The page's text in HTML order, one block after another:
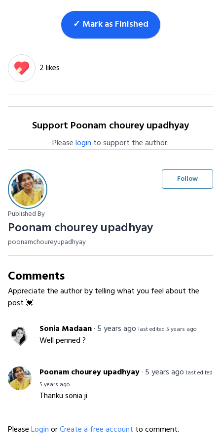
✓ Mark as Finished
2 likes
Support Poonam chourey upadhyay
Pleaselogin to support the author.
Published By
Poonam chourey upadhyay
poonamchoureyupadhyay
Follow
Comments
Appreciate the author by telling what you feel about the
post 💓
Sonia Madaan· 5 years ago last edited 5 years ago
Well penned ?
Poonam chourey upadhyay· 5 years ago last edited
5 years ago
Thanku sonia ji
PleaseLoginorCreate a free account to comment.